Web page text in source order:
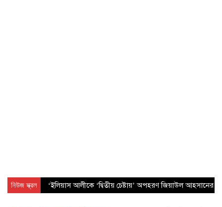
নিউজ স্ক্রল ‘ইলিয়াস আলীকে ‘দ্বিতীয় চেষ্টায়’ অপহরণ জিয়াউল আহসানের